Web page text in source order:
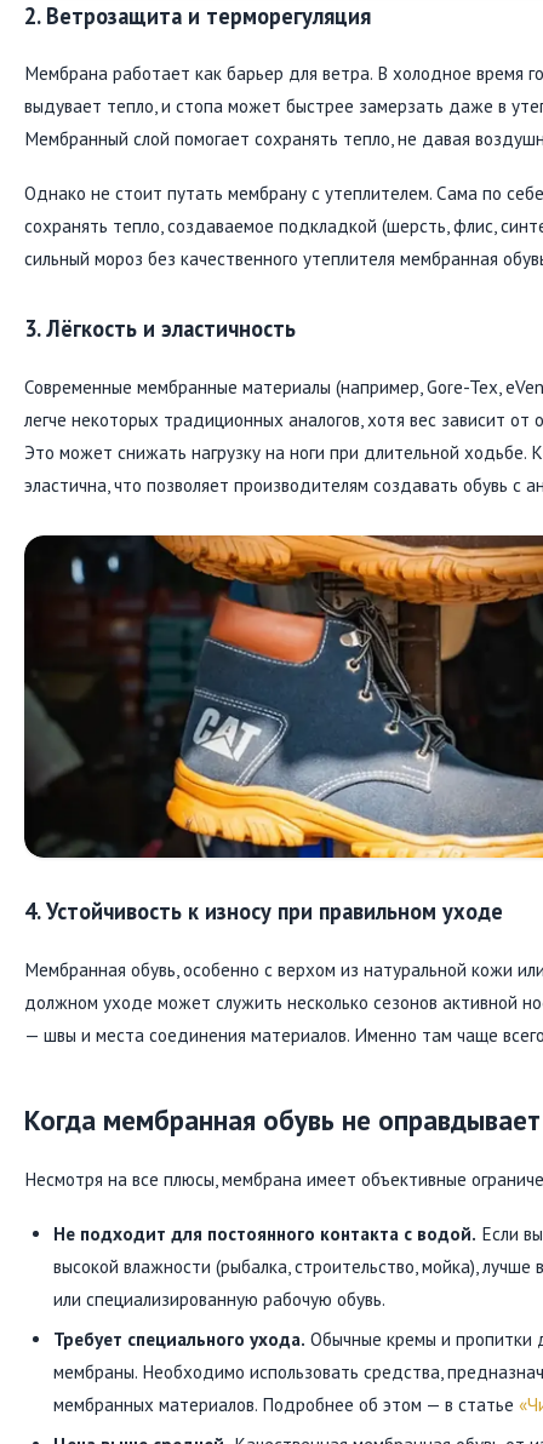
2. Ветрозащита и терморегуляция
Мембрана работает как барьер для ветра. В холодное время
выдувает тепло, и стопа может быстрее замерзать даже в
Мембранный слой помогает сохранять тепло, не давая
Однако не стоит путать мембрану с утеплителем. Сама по
сохранять тепло, создаваемое подкладкой (шерсть, флис,
сильный мороз без качественного утеплителя мембранная
3. Лёгкость и эластичность
Современные мембранные материалы (например, Gore-Tex,
легче некоторых традиционных аналогов, хотя вес зависит от
Это может снижать нагрузку на ноги при длительной ходьбе.
эластична, что позволяет производителям создавать обувь с
4. Устойчивость к износу при правильном уходе
Мембранная обувь, особенно с верхом из натуральной кожи
должном уходе может служить несколько сезонов активной
— швы и места соединения материалов. Именно там чаще
Когда мембранная обувь не
Несмотря на все плюсы, мембрана имеет объективные
Не подходит для постоянного контакта с водой. Если
высокой влажности (рыбалка, строительство, мойка), лучше
или специализированную рабочую обувь.
Требует специального ухода. Обычные кремы и пропитки
мембраны. Необходимо использовать средства,
мембранных материалов. Подробнее об этом — в статье